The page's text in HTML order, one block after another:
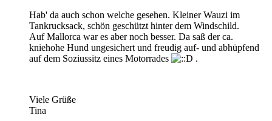
Hab' da auch schon welche gesehen. Kleiner Wauzi im
Tankrucksack, schön geschützt hinter dem Windschild.
Auf Mallorca war es aber noch besser. Da saß der ca.
kniehohe Hund ungesichert und freudig auf- und abhüpfend
auf dem Soziussitz eines Motorrades
.
Viele Grüße
Tina